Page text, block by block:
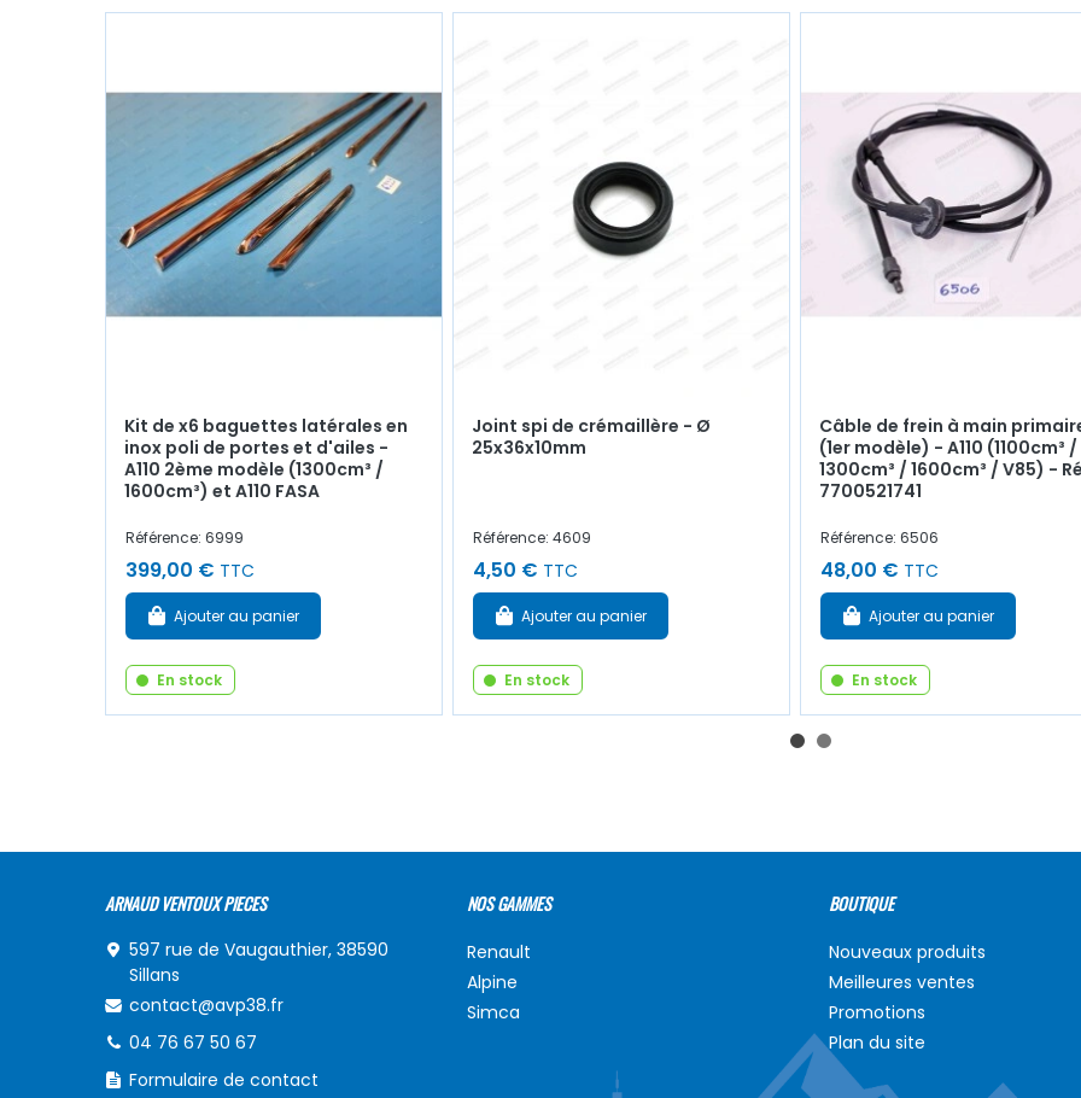
Kit de x6 baguettes latérales en
inox poli de portes et d'ailes -
A110 2ème modèle (1300cm³ /
1600cm³) et A110 FASA
Référence: 6999
399,00 € TTC
Ajouter au panier
En stock
Joint spi de crémaillère - Ø
25x36x10mm
Référence: 4609
4,50 € TTC
Ajouter au panier
En stock
Câble de frein à main
(1er modèle) - A110 (1100cm³ /
1300cm³ / 1600cm³ / V85) -
7700521741
Référence: 6506
48,00 € TTC
Ajouter au panier
En stock
ARNAUD VENTOUX PIECES
597 rue de Vaugauthier, 38590
Sillans
contact@avp38.fr
04 76 67 50 67
Formulaire de contact
NOS GAMMES
Renault
Alpine
Simca
BOUTIQUE
Nouveaux produits
Meilleures ventes
Promotions
Plan du site